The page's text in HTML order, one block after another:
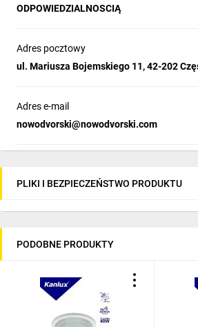
ODPOWIEDZIALNOSCIĄ
Adres pocztowy
ul. Mariusza Bojemskiego 11, 42-202
Adres e-mail
nowodvorski@nowodvorski.com
PLIKI I BEZPIECZEŃSTWO PRODUKTU
PODOBNE PRODUKTY